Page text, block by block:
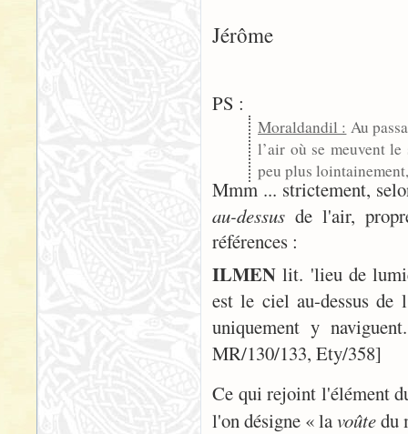
Jérôme
PS :
Moraldandil : Au
l’air où se meuvent
peu plus
Mmm ... strictement,
au-dessus de l'air,
références :
ILMEN lit. 'lieu de
est le ciel au-dessus
uniquement y
MR/130/133, Ety/358]
Ce qui rejoint l'élément
l'on désigne « lavoûtedu